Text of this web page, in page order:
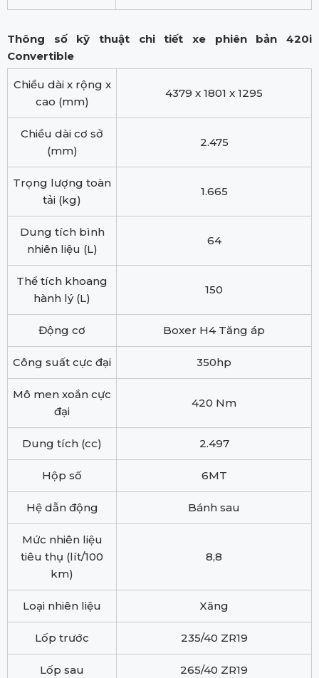
Thông số kỹ thuật chi tiết xe phiên bản 420i
Convertible
Chiều dài x rộng x
cao (mm)
4379 x 1801 x 1295
Chiều dài cơ sở
(mm)
2.475
Trọng lượng toàn
tải (kg)
1.665
Dung tích bình
nhiên liệu (L)
64
Thể tích khoang
hành lý (L)
150
Động cơ Boxer H4 Tăng áp
Công suất cực đại 350hp
Mô men xoắn cực
đại
420 Nm
Dung tích (cc) 2.497
Hộp số 6MT
Hệ dẫn động Bánh sau
Mức nhiên liệu
tiêu thụ (lít/100
km)
8,8
Loại nhiên liệu Xăng
Lốp trước 235/40 ZR19
Lốp sau 265/40 ZR19